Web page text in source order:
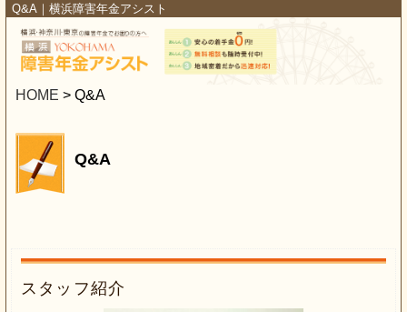
Q&A｜横浜障害年金アシスト
HOME > Q&A
Q&A
スタッフ紹介